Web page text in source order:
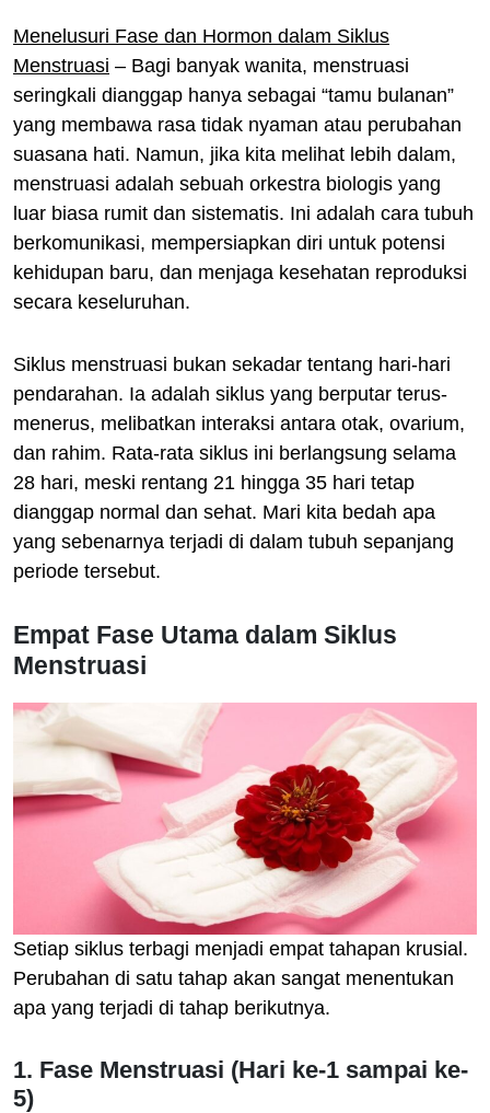
Menelusuri Fase dan Hormon dalam Siklus
Menstruasi – Bagi banyak wanita, menstruasi
seringkali dianggap hanya sebagai “tamu bulanan”
yang membawa rasa tidak nyaman atau perubahan
suasana hati. Namun, jika kita melihat lebih dalam,
menstruasi adalah sebuah orkestra biologis yang
luar biasa rumit dan sistematis. Ini adalah cara tubuh
berkomunikasi, mempersiapkan diri untuk potensi
kehidupan baru, dan menjaga kesehatan reproduksi
secara keseluruhan.
Siklus menstruasi bukan sekadar tentang hari-hari
pendarahan. Ia adalah siklus yang berputar terus-
menerus, melibatkan interaksi antara otak, ovarium,
dan rahim. Rata-rata siklus ini berlangsung selama
28 hari, meski rentang 21 hingga 35 hari tetap
dianggap normal dan sehat. Mari kita bedah apa
yang sebenarnya terjadi di dalam tubuh sepanjang
periode tersebut.
Empat Fase Utama dalam Siklus
Menstruasi
Setiap siklus terbagi menjadi empat tahapan krusial.
Perubahan di satu tahap akan sangat menentukan
apa yang terjadi di tahap berikutnya.
1. Fase Menstruasi (Hari ke-1 sampai ke-
5)